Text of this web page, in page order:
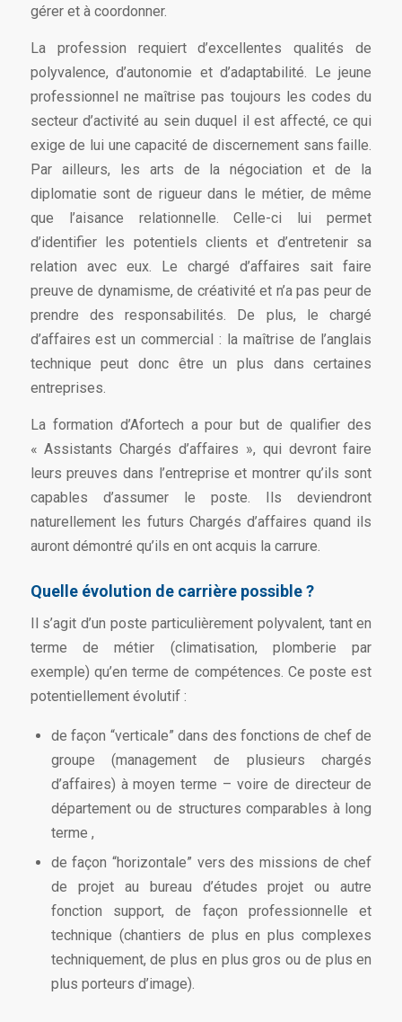
gérer et à coordonner.
La profession requiert d’excellentes qualités de
polyvalence, d’autonomie et d’adaptabilité. Le jeune
professionnel ne maîtrise pas toujours les codes du
secteur d’activité au sein duquel il est affecté, ce qui
exige de lui une capacité de discernement sans faille.
Par ailleurs, les arts de la négociation et de la
diplomatie sont de rigueur dans le métier, de même
que l’aisance relationnelle. Celle-ci lui permet
d’identifier les potentiels clients et d’entretenir sa
relation avec eux. Le chargé d’affaires sait faire
preuve de dynamisme, de créativité et n’a pas peur de
prendre des responsabilités. De plus, le chargé
d’affaires est un commercial : la maîtrise de l’anglais
technique peut donc être un plus dans certaines
entreprises.
La formation d’Afortech a pour but de qualifier des
« Assistants Chargés d’affaires », qui devront faire
leurs preuves dans l’entreprise et montrer qu’ils sont
capables d’assumer le poste. Ils deviendront
naturellement les futurs Chargés d’affaires quand ils
auront démontré qu’ils en ont acquis la carrure.
Quelle évolution de carrière possible ?
Il s’agit d’un poste particulièrement polyvalent, tant en
terme de métier (climatisation, plomberie par
exemple) qu’en terme de compétences. Ce poste est
potentiellement évolutif :
de façon “verticale” dans des fonctions de chef de
groupe (management de plusieurs chargés
d’affaires) à moyen terme – voire de directeur de
département ou de structures comparables à long
terme ,
de façon “horizontale” vers des missions de chef
de projet au bureau d’études projet ou autre
fonction support, de façon professionnelle et
technique (chantiers de plus en plus complexes
techniquement, de plus en plus gros ou de plus en
plus porteurs d’image).